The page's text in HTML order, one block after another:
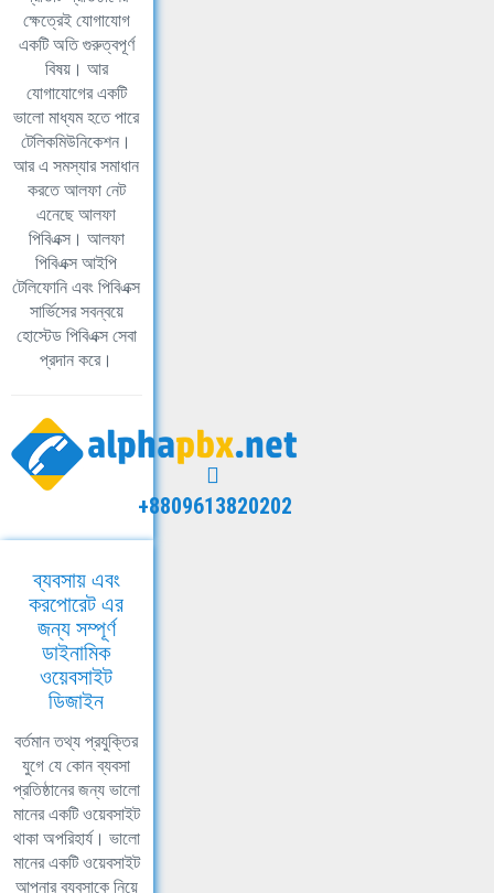
ক্ষেত্রেই যোগাযোগ
একটি অতি গুরুত্বপূর্ণ
বিষয়। আর
যোগাযোগের একটি
ভালো মাধ্যম হতে পারে
টেলিকমিউনিকেশন।
আর এ সমস্যার সমাধান
করতে আলফা নেট
এনেছে আলফা
পিবিএক্স। আলফা
পিবিএক্স আইপি
টেলিফোনি এবং পিবিএক্স
সার্ভিসের সবন্বয়ে
হোস্টেড পিবিএক্স সেবা
প্রদান করে।
+8809613820202
ব্যবসায় এবং
করপোরেট এর
জন্য সম্পূর্ণ
ডাইনামিক
ওয়েবসাইট
ডিজাইন
বর্তমান তথ্য প্রযুক্তির
যুগে যে কোন ব্যবসা
প্রতিষ্ঠানের জন্য ভালো
মানের একটি ওয়েবসাইট
থাকা অপরিহার্য। ভালো
মানের একটি ওয়েবসাইট
আপনার ব্যবসাকে নিয়ে